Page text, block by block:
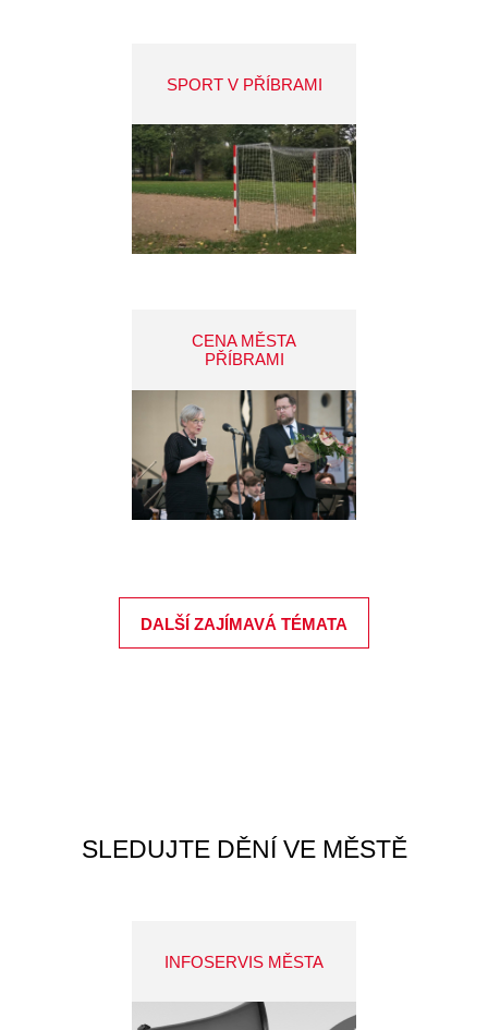
SPORT V PŘÍBRAMI
CENA MĚSTA
PŘÍBRAMI
DALŠÍ ZAJÍMAVÁ TÉMATA
SLEDUJTE DĚNÍ VE MĚSTĚ
INFOSERVIS MĚSTA